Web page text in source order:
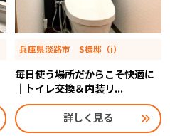
兵庫県淡路市 S様邸（i）
毎日使う場所だからこそ快適に
｜トイレ交換＆内装リ...
詳しく見る